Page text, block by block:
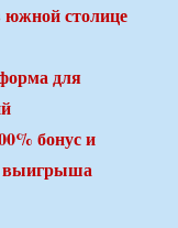
южной столице
для
бонус и
выигрыша